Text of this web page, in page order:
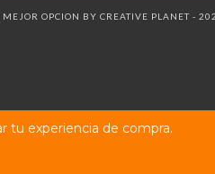
tu experiencia de compra.
OPCION BY CREATIVE PLANET -